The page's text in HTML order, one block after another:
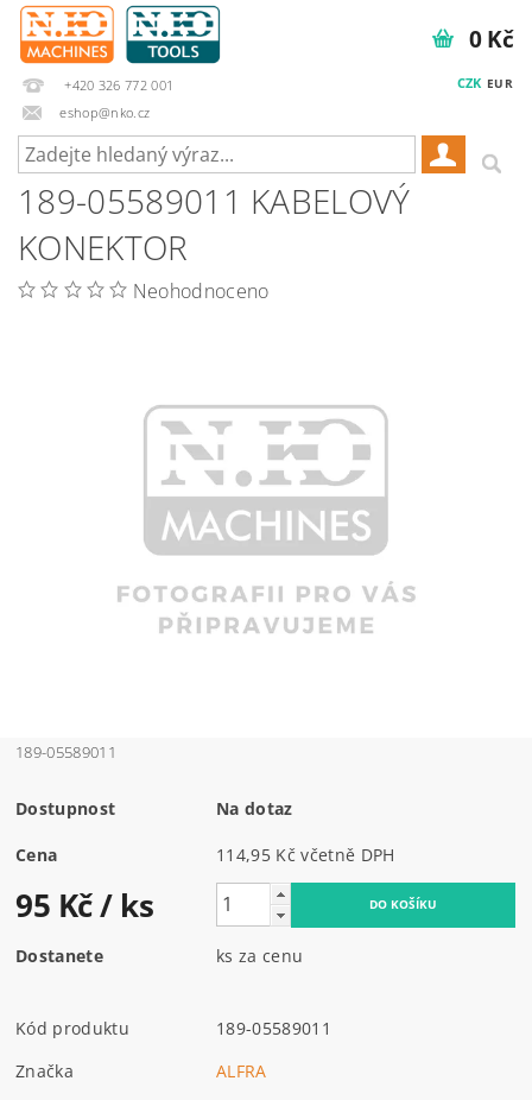
+420 326 772 001
eshop@nko.cz
CZK EUR
0 Kč
189-05589011 KABELOVÝ
KONEKTOR
Neohodnoceno
189-05589011
Dostupnost Na dotaz
Cena 114,95 Kč včetně DPH
95 Kč/ ks
Dostanete ks za cenu
Kód produktu
189-05589011
Značka
ALFRA